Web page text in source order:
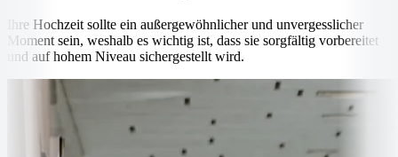
Ihre Hochzeit sollte ein außergewöhnlicher und unvergesslicher
Moment sein, weshalb es wichtig ist, dass sie sorgfältig vorbereitet
und auf hohem Niveau sichergestellt wird.